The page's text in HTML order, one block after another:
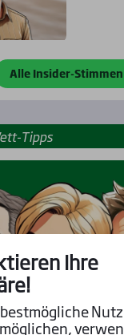
Alle Insider-Stimmen
Tipps
Ihre